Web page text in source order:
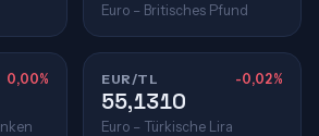
Euro – Britisches Pfund
0,00% EUR/TL -0,02%
55,1310
Euro – Türkische Lira